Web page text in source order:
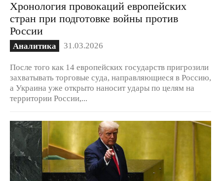
Хронология провокаций европейских
стран при подготовке войны против
России
Аналитика 31.03.2026
После того как 14 европейских государств пригрозили
захватывать торговые суда, направляющиеся в Россию,
а Украина уже открыто наносит удары по целям на
территории России,...